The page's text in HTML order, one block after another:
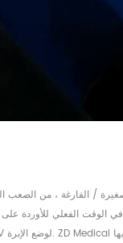
/ الفارغة ، من الصعب